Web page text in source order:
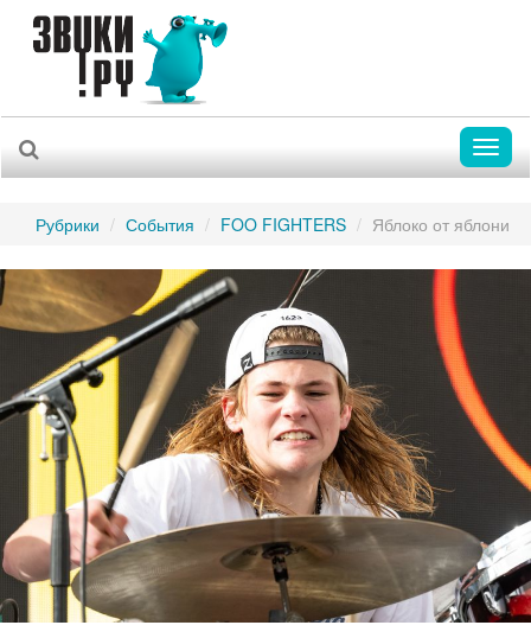
Рубрики События FOO FIGHTERS Яблоко от яблони